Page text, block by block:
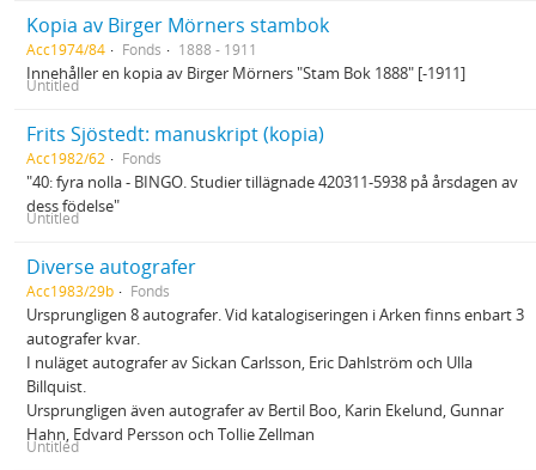
Kopia av Birger Mörners stambok
Acc1974/84 Fonds 1888 - 1911
Innehåller en kopia av Birger Mörners "Stam Bok 1888" [-1911]
Untitled
Frits Sjöstedt: manuskript (kopia)
Acc1982/62 Fonds
"40: fyra nolla - BINGO. Studier tillägnade 420311-5938 på årsdagen av
dess födelse"
Untitled
Diverse autografer
Acc1983/29b Fonds
Ursprungligen 8 autografer. Vid katalogiseringen i Arken finns enbart 3
autografer kvar.
I nuläget autografer av Sickan Carlsson, Eric Dahlström och Ulla
Billquist.
Ursprungligen även autografer av Bertil Boo, Karin Ekelund, Gunnar
Hahn, Edvard Persson och Tollie Zellman
Untitled